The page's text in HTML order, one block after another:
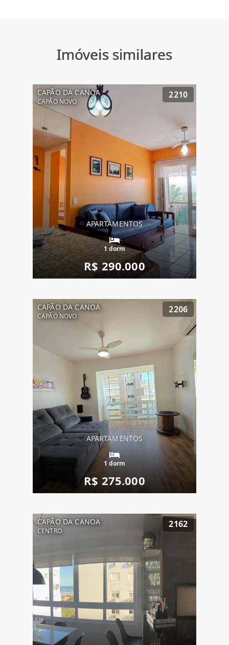
Imóveis similares
CAPÃO DA CANOA
CAPÃO NOVO
2210
APARTAMENTOS
1 dorm
R$ 290.000
CAPÃO DA CANOA
CAPÃO NOVO
2206
APARTAMENTOS
1 dorm
R$ 275.000
CAPÃO DA CANOA
CENTRO
2162